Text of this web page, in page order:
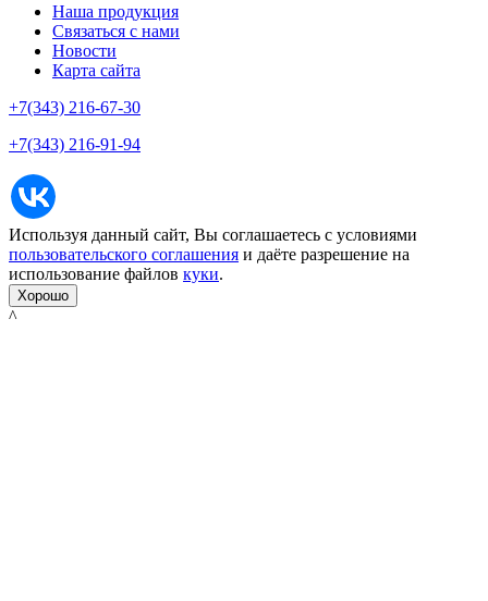
Наша продукция
Связаться с нами
Новости
Карта сайта
+7(343) 216-67-30
+7(343) 216-91-94
Используя данный сайт, Вы соглашаетесь с условиями
пользовательского соглашения и даёте разрешение на
использование файлов куки.
Хорошо
^